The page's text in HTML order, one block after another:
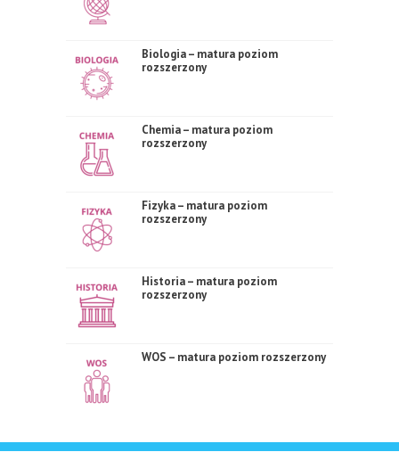
Biologia – matura poziom
rozszerzony
Chemia – matura poziom
rozszerzony
Fizyka – matura poziom
rozszerzony
Historia – matura poziom
rozszerzony
WOS – matura poziom rozszerzony